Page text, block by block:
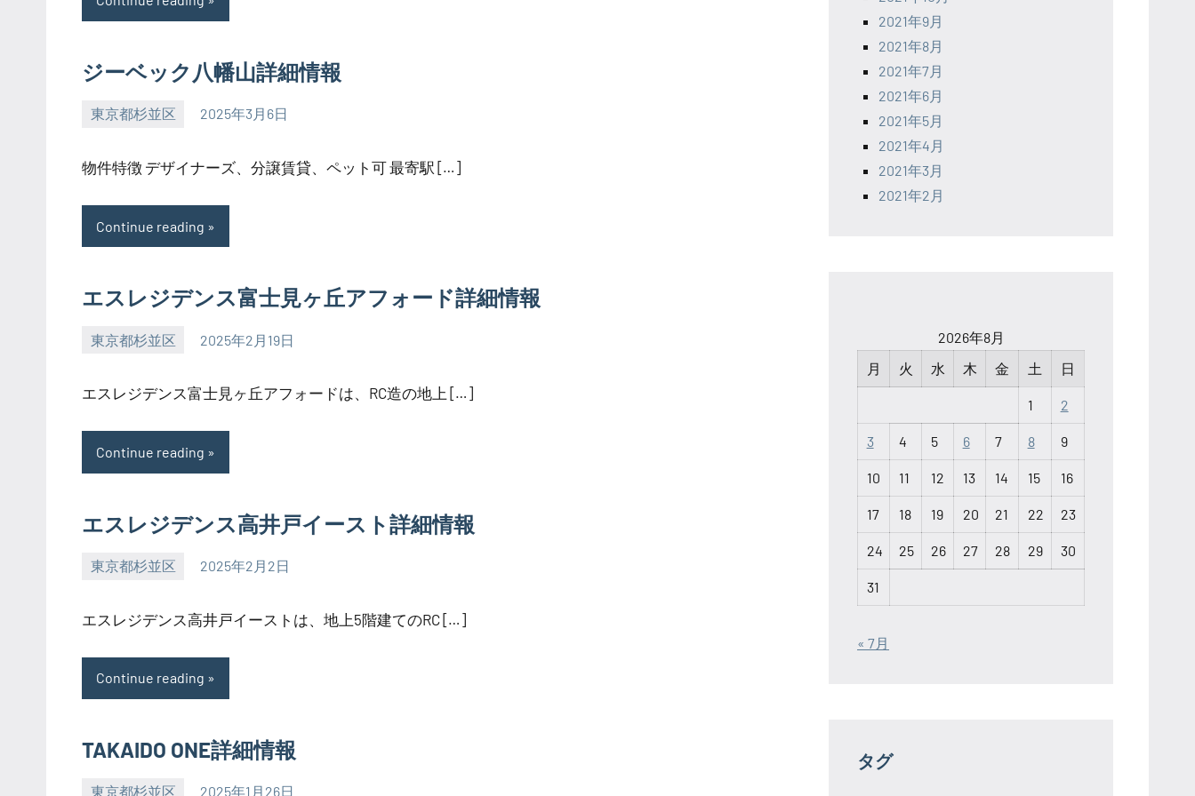
ジーベック八幡山詳細情報
東京都杉並区 2025年3月6日
SEZIMO
物件特徴 デザイナーズ、分譲賃貸、ペット可 最寄駅 […]
Continue reading
エスレジデンス富士見ヶ丘アフォード詳細情報
東京都杉並区 2025年2月19日
SEZIMO
エスレジデンス富士見ヶ丘アフォードは、RC造の地上 […]
Continue reading
エスレジデンス高井戸イースト詳細情報
東京都杉並区 2025年2月2日
SEZIMO
エスレジデンス高井戸イーストは、地上5階建てのRC […]
Continue reading
TAKAIDO ONE詳細情報
東京都杉並区 2025年1月26日
2021年9月
2021年8月
2021年7月
2021年6月
2021年5月
2021年4月
2021年3月
2021年2月
2026年8月
月
火 水 木 金 土 日
1 2
3 4 5 6 7 8 9
10 11 12 13 14 15 16
17 18 19 20 21 22 23
24 25 26 27 28 29 30
31
« 7月
タグ